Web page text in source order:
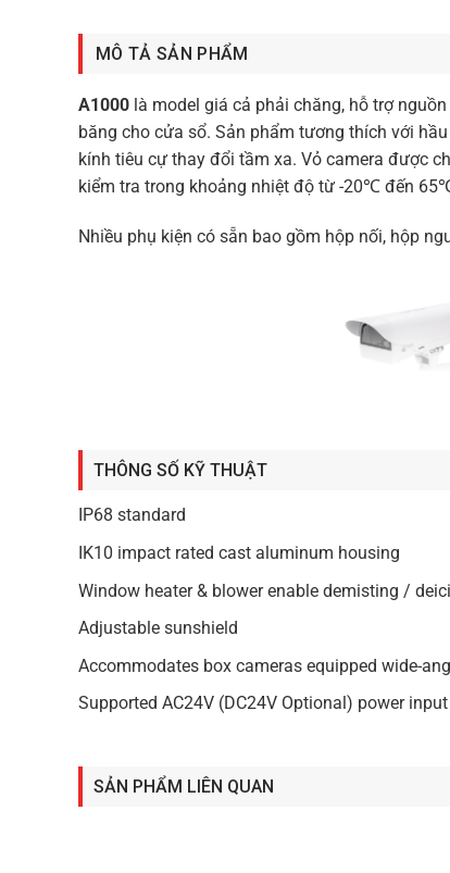
MÔ TẢ SẢN PHẨM
A1000 là model giá cả phải chăng, hỗ trợ
băng cho cửa sổ. Sản phẩm tương thích với
kính tiêu cự thay đổi tầm xa. Vỏ camera được
kiểm tra trong khoảng nhiệt độ từ -20℃ đến
Nhiều phụ kiện có sẵn bao gồm hộp nối, hộp
THÔNG SỐ KỸ THUẬT
IP68 standard
IK10 impact rated cast aluminum housing
Window heater & blower enable demisting /
Adjustable sunshield
Accommodates box cameras equipped wide-
Supported AC24V (DC24V Optional) power input
SẢN PHẨM LIÊN QUAN